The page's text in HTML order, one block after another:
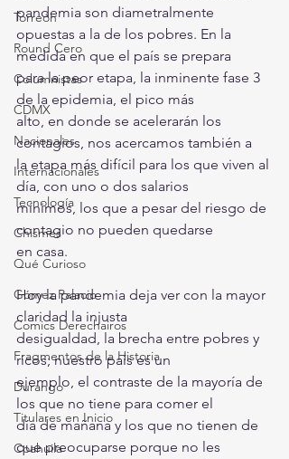
Torreón
Round Cero
Columnistas
CDMX
Nacionales
Internacionales
Tecnología
Chismes
Qué Curioso
Gómez Palacio
Comics Derechairos
Fragmentos de la Historia
Durango
Titulares en Inicio
Coahuila
pandemia son diametralmente
opuestas a la de los pobres. En la
medida en que el país se prepara
para la peor etapa, la inminente fase 3
de la epidemia, el pico más
alto, en donde se acelerarán los
contagios, nos acercamos también a
la etapa más difícil para los que viven al
día, con uno o dos salarios
mínimos, los que a pesar del riesgo de
contagio no pueden quedarse
en casa.
Hoy la pandemia deja ver con la mayor
claridad la injusta
desigualdad, la brecha entre pobres y
ricos; nuestro país es un
ejemplo, el contraste de la mayoría de
los que no tiene para comer el
día de mañana y los que no tienen de
que preocuparse porque no les